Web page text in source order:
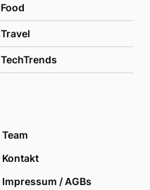
Food
Travel
TechTrends
Team
Kontakt
Impressum / AGBs